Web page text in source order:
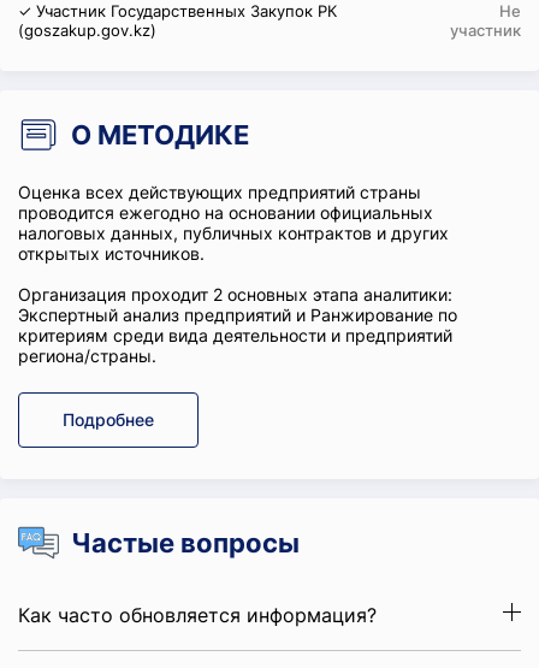
✓ Участник Государственных Закупок РК
(goszakup.gov.kz)
Не
участник
О МЕТОДИКЕ
Оценка всех действующих предприятий страны
проводится ежегодно на основании официальных
налоговых данных, публичных контрактов и других
открытых источников.
Организация проходит 2 основных этапа аналитики:
Экспертный анализ предприятий и Ранжирование по
критериям среди вида деятельности и предприятий
региона/страны.
Подробнее
Частые вопросы
Как часто обновляется информация?